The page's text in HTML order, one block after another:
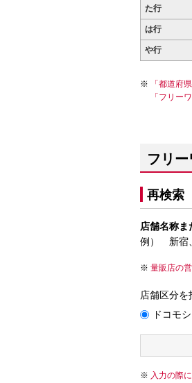
た行
は行
や行
「都道府
「フリー
フリ
再検索
店舗名称ま
例） 新宿
量販店の
店舗区分を
ドコモ
入力の際